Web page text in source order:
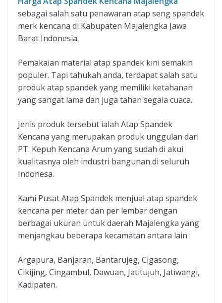
sebagai salah satu penawaran atap seng spandek
merk kencana di Kabupaten Majalengka Jawa
Barat Indonesia.
Pemakaian material atap spandek kini semakin
populer. Tapi tahukah anda, terdapat salah satu
produk atap spandek yang memiliki ketahanan
yang sangat lama dan juga tahan segala cuaca.
Jenis produk tersebut ialah Atap Spandek
Kencana yang merupakan produk unggulan dari
PT. Kepuh Kencana Arum yang sudah di akui
kualitasnya oleh industri bangunan di seluruh
Indonesa.
Kami Pusat Atap Spandek menjual atap spandek
kencana per meter dan per lembar dengan
berbagai ukuran untuk daerah Majalengka yang
menjangkau beberapa kecamatan antara lain :
Argapura, Banjaran, Bantarujeg, Cigasong,
Cikijing, Cingambul, Dawuan, Jatitujuh, Jatiwangi,
Kadipaten.